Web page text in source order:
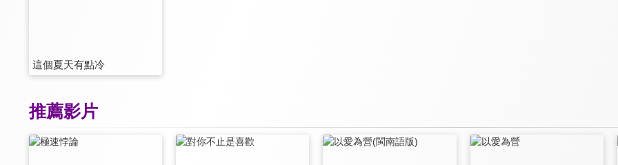
這個夏天有點冷
推薦影片